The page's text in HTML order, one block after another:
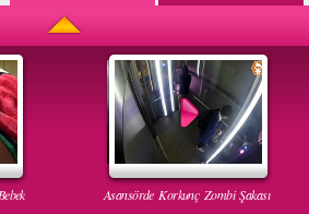
Asansörde Korkunç Zombi Şakası